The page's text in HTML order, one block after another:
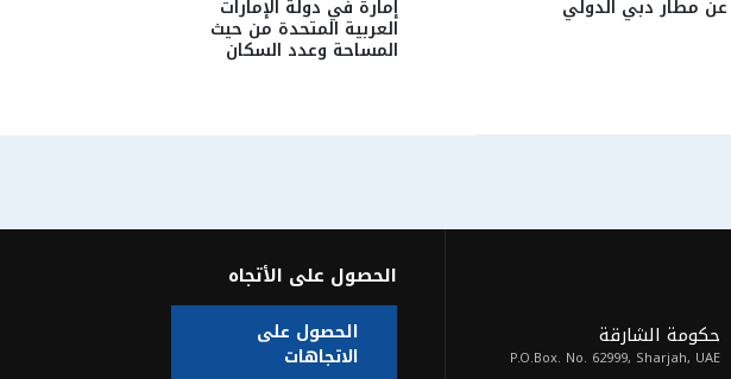
عن مطار دبي الدولي إمارة في دولة الإمارات
العربية المتحدة من حيث
المساحة وعدد السكان
حكومة الشارقة
P.O.Box. No. 62999, Sharjah, UAE
الحصول على الأتجاه
الحصول على
الاتجاهات